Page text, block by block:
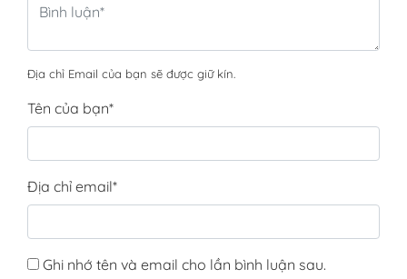
Địa chỉ Email của bạn sẽ được giữ kín.
Tên của bạn*
Địa chỉ email*
Ghi nhớ tên và email cho lần bình luận sau.